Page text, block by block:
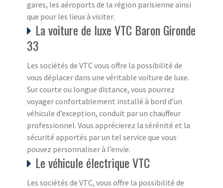
gares, les aéroports de la région parisienne ainsi
que pour les lieux à visiter.
La voiture de luxe VTC Baron Gironde
33
Les sociétés de VTC vous offre la possibilité de
vous déplacer dans une véritable voiture de luxe.
Sur courte ou longue distance, vous pourrez
voyager confortablement installé à bord d’un
véhicule d’exception, conduit par un chauffeur
professionnel. Vous apprécierez la sérénité et la
sécurité apportés par un tel service que vous
pouvez personnaliser à l’envie.
Le véhicule électrique VTC
Les sociétés de VTC, vous offre la possibilité de